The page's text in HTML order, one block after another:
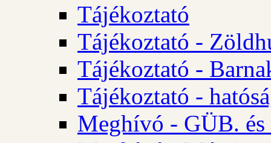
Tájékoztató
Tájékoztató -
Tájékoztató -
Tájékoztató -
Meghívó - GÜB.